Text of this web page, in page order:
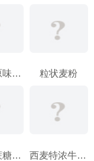
大能量原味纯燕麦片 粒状麦粉
成伟无蔗糖高钙核桃燕麦片 西麦特浓牛奶营养燕麦片